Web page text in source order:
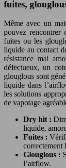
fuites,
Même avec un
pouvez rencontrer
fuites ou les
liquide au contact
résistance mal
défectueux, un
glouglous sont
liquide dans
les solutions
de vapotage
Dry hit :
liquide,
Fuites :
correctement
Glouglous :
l’airflow.